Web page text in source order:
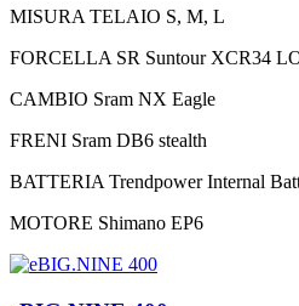
MISURA TELAIO S, M, L
FORCELLA SR Suntour XCR34
CAMBIO Sram NX Eagle
FRENI Sram DB6 stealth
BATTERIA Trendpower Internal
MOTORE Shimano EP6